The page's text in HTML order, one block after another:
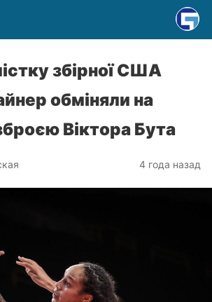
збірної США
обміняли на
Віктора Бута
4 года назад